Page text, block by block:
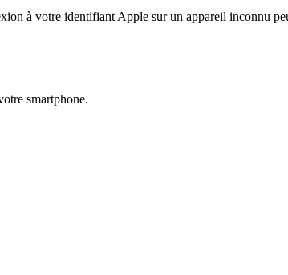
à votre identifiant Apple sur un appareil inconnu
smartphone.